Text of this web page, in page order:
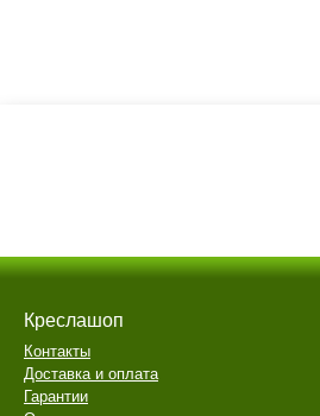
Креслашоп
Контакты
Доставка и оплата
Гарантии